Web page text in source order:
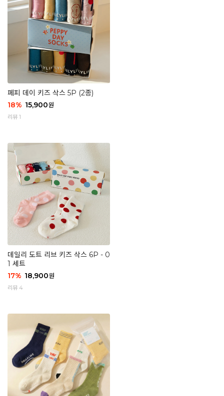
페피 데이 키즈 삭스 5P (2종)
18% 15,900원
리뷰 1
데일리 도트 리브 키즈 삭스 6P - 0
1 세트
17% 18,900원
리뷰 4